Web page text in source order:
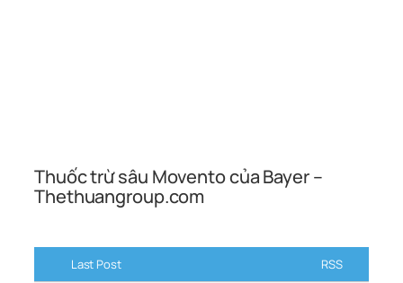
Thuốc trừ sâu Movento của Bayer –
Thethuangroup.com
Last Post RSS